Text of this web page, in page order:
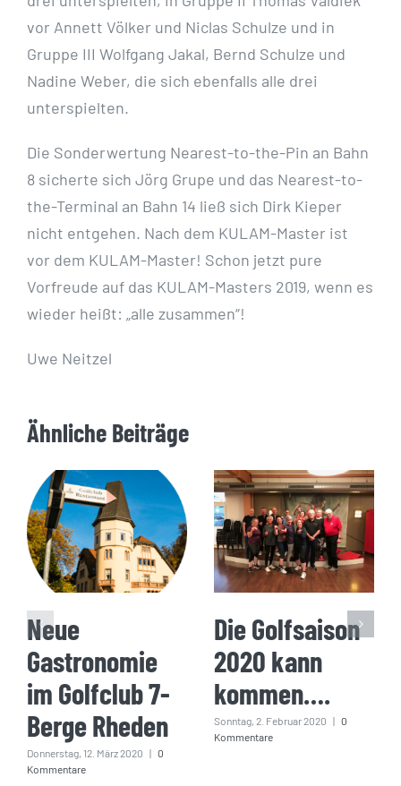
vor Annett Völker und Niclas Schulze und in
Gruppe III Wolfgang Jakal, Bernd Schulze und
Nadine Weber, die sich ebenfalls alle drei
unterspielten.
Die Sonderwertung Nearest-to-the-Pin an Bahn
8 sicherte sich Jörg Grupe und das Nearest-to-
the-Terminal an Bahn 14 ließ sich Dirk Kieper
nicht entgehen. Nach dem KULAM-Master ist
vor dem KULAM-Master! Schon jetzt pure
Vorfreude auf das KULAM-Masters 2019, wenn es
wieder heißt: „alle zusammen“!
Uwe Neitzel
Ähnliche Beiträge
Neue
Gastronomie
im Golfclub 7-
Berge Rheden
Donnerstag, 12. März 2020 | 0
Kommentare
Die Golfsaison
2020 kann
kommen….
Sonntag, 2. Februar 2020 | 0
Kommentare